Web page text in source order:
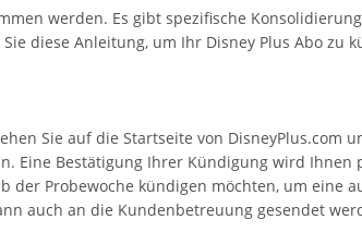
werden. Es gibt spezifische
diese Anleitung, um Ihr Disney Plus Abo zu
Sie auf die Startseite von DisneyPlus.com
Eine Bestätigung Ihrer Kündigung wird Ihnen
der Probewoche kündigen möchten, um eine
auch an die Kundenbetreuung gesendet